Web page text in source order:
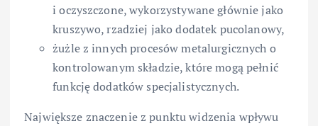
i oczyszczone, wykorzystywane głównie jako
kruszywo, rzadziej jako dodatek pucolanowy,
żużle z innych procesów metalurgicznych o
kontrolowanym składzie, które mogą pełnić
funkcję dodatków specjalistycznych.
Największe znaczenie z punktu widzenia wpływu